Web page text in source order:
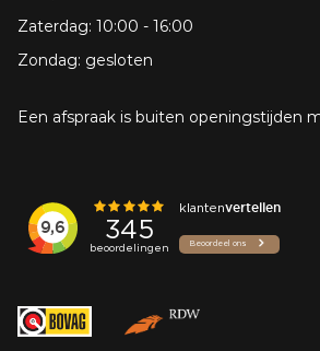
Zaterdag: 10:00 - 16:00
Zondag: gesloten
Een afspraak is buiten openingstijden